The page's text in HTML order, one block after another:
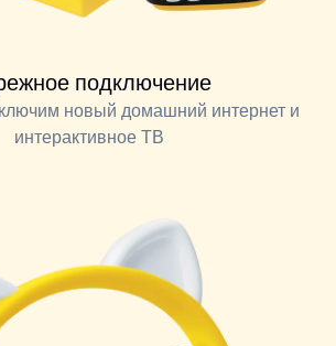
подключение
новый домашний интернет и
интерактивное ТВ